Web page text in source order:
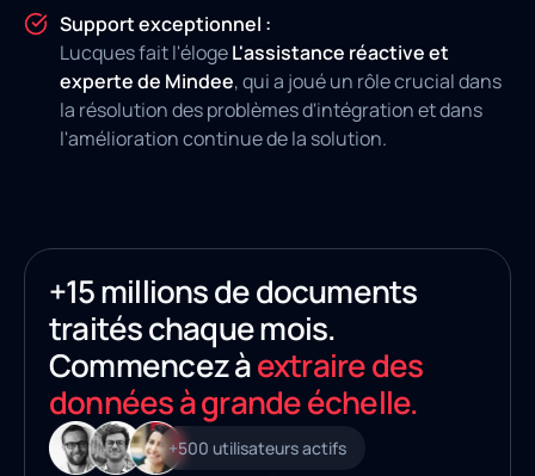
Support exceptionnel :
Lucques fait l'élogeL'assistance réactive et
experte de Mindee, qui a joué un rôle crucial dans
la résolution des problèmes d'intégration et dans
l'amélioration continue de la solution.
+15 millions de documents
traités chaque mois.
Commencez àextraire des
données à grande échelle.
+500 utilisateurs actifs